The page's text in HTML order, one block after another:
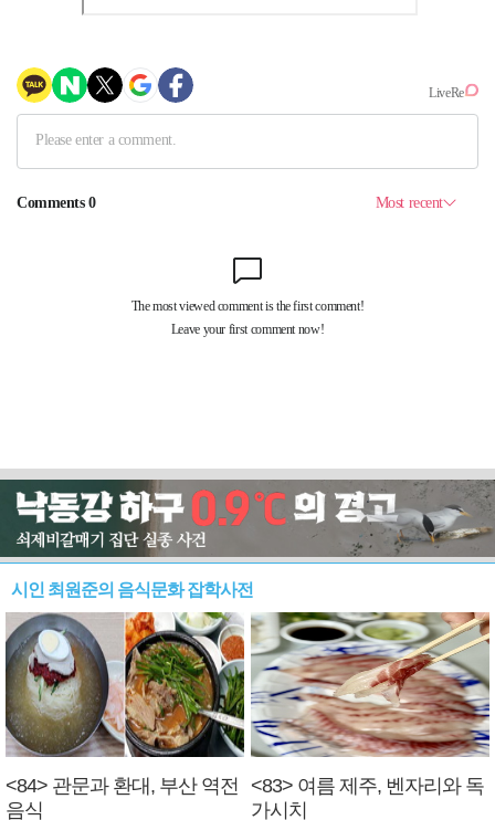
시인 최원준의 음식문화 잡학사전
<84> 관문과 환대, 부산 역전
음식
<83> 여름 제주, 벤자리와 독
가시치